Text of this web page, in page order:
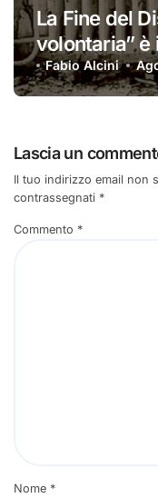
La Fine del
volontaria”
Fabio Alcini
Lascia un
Il tuo indirizzo email non
contrassegnati *
Commento *
Nome *